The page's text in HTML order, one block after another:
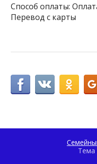
Способ оплаты:
Перевод с карты
Тема